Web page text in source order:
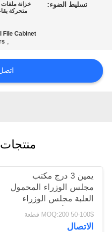
اقتباس
POLICY
تسليط الضوء:
خزانة ملفات
File Cabinet
,
يمين 3 درج مكتب
مجلس الوزراء المحمول
العلبة مجلس الوزراء
اليسار الألماني Rehau
Tambour Door Cabinet
50-100$ MOQ:200 قطعة
الاتصال